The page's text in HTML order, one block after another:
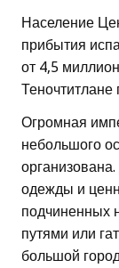
Население
прибытия
от 4,5
Огромная
небольшого
одежды и
подчиненных
путями или
большой